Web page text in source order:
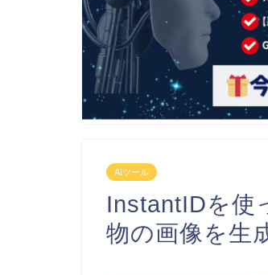
AIツール
InstantIDを使
物の画像を生